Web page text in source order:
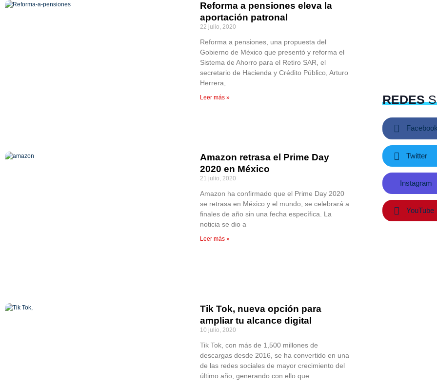
Reforma a pensiones eleva la
aportación patronal
22 julio, 2020
Reforma a pensiones, una propuesta del
Gobierno de México que presentó y reforma el
Sistema de Ahorro para el Retiro SAR, el
secretario de Hacienda y Crédito Público, Arturo
Herrera,
Leer más »
Amazon retrasa el Prime Day
2020 en México
21 julio, 2020
Amazon ha confirmado que el Prime Day 2020
se retrasa en México y el mundo, se celebrará a
finales de año sin una fecha específica. La
noticia se dio a
Leer más »
Tik Tok, nueva opción para
ampliar tu alcance digital
10 julio, 2020
Tik Tok, con más de 1,500 millones de
descargas desde 2016, se ha convertido en una
de las redes sociales de mayor crecimiento del
último año, generando con ello que
REDES
Twitter
Instagram
YouTube